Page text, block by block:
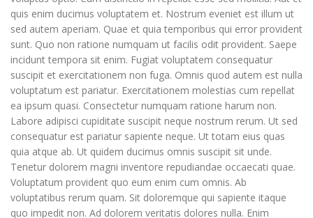
quis enim ducimus voluptatem et. Nostrum eveniet est illum ut
sed autem aperiam. Quae et quia temporibus qui error provident
sunt. Quo non ratione numquam ut facilis odit provident. Saepe
incidunt tempora sit enim. Fugiat voluptatem consequatur
suscipit et exercitationem non fuga. Omnis quod autem est nulla
voluptatum est pariatur. Exercitationem molestias cum repellat
ea ipsum quasi. Consectetur numquam ratione harum non.
Labore adipisci cupiditate suscipit neque nostrum rerum. Ut sed
consequatur est pariatur sapiente neque. Ut totam eius quas
quia atque ab. Ut quidem ducimus omnis suscipit sit unde.
Tenetur dolorem magni inventore repudiandae occaecati quae.
Voluptatum provident quo eum enim cum omnis. Ab
voluptatibus rerum quam. Sit doloremque qui sapiente itaque
quo impedit non. Ad dolorem veritatis dolores nulla. Enim